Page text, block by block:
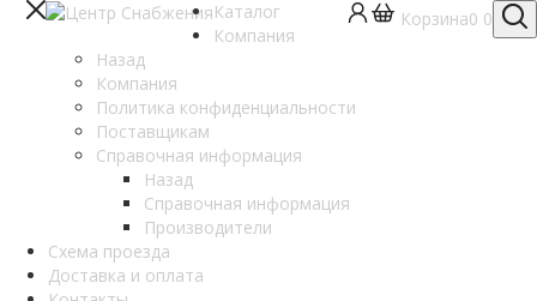
Корзина0 0
Каталог
Компания
Назад
Компания
Политика конфиденциальности
Поставщикам
Справочная информация
Назад
Справочная информация
Производители
Схема проезда
Доставка и оплата